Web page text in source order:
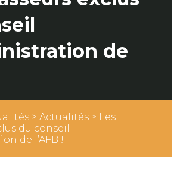
de
> Actualités > Les
du conseil
de l’AFB !